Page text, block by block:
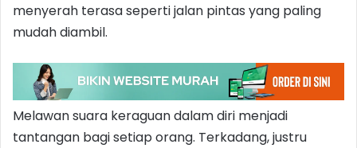
menyerah terasa seperti jalan pintas yang paling
mudah diambil.
Melawan suara keraguan dalam diri menjadi
tantangan bagi setiap orang. Terkadang, justru